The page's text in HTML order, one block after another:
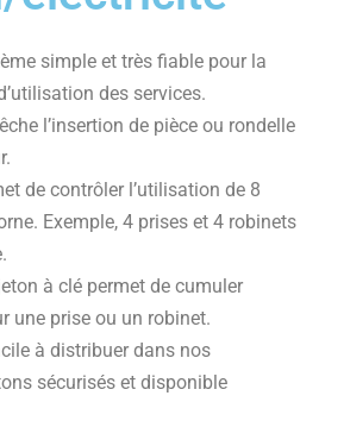
simple et très fiable pour la
des services.
l’insertion de pièce ou rondelle
de contrôler l’utilisation de 8
Exemple, 4 prises et 4 robinets
à clé permet de cumuler
une prise ou un robinet.
à distribuer dans nos
sécurisés et disponible